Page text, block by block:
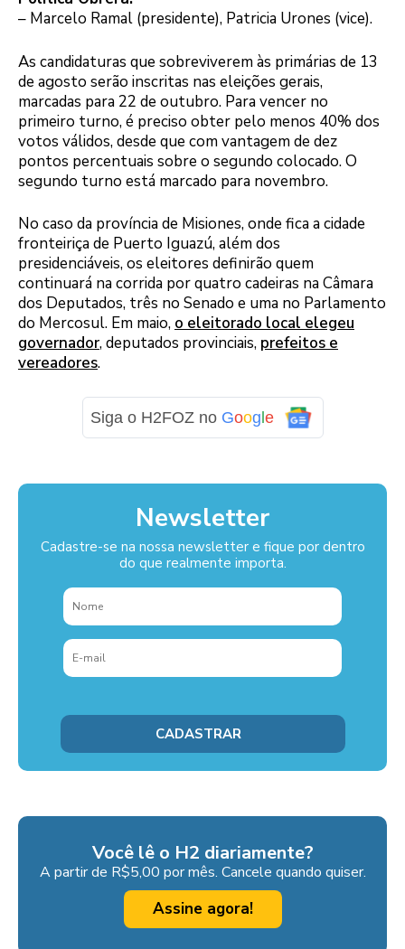
– Marcelo Ramal (presidente), Patricia Urones (vice).
As candidaturas que sobreviverem às primárias de 13
de agosto serão inscritas nas eleições gerais,
marcadas para 22 de outubro. Para vencer no
primeiro turno, é preciso obter pelo menos 40% dos
votos válidos, desde que com vantagem de dez
pontos percentuais sobre o segundo colocado. O
segundo turno está marcado para novembro.
No caso da província de Misiones, onde fica a cidade
fronteiriça de Puerto Iguazú, além dos
presidenciáveis, os eleitores definirão quem
continuará na corrida por quatro cadeiras na Câmara
dos Deputados, três no Senado e uma no Parlamento
do Mercosul. Em maio, o eleitorado local elegeu
governador, deputados provinciais, prefeitos e
vereadores.
Siga o H2FOZ no Google
Newsletter
Cadastre-se na nossa newsletter e fique por dentro
do que realmente importa.
Você lê o H2 diariamente?
A partir de R$5,00 por mês. Cancele quando quiser.
Assine agora!